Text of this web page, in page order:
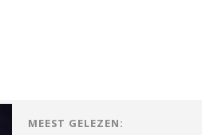
MEEST GELEZEN: